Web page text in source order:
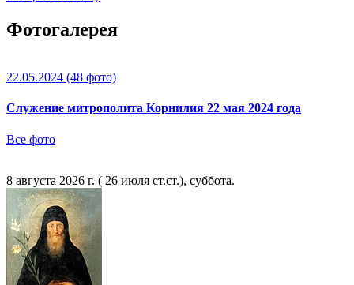
Фотогалерея
22.05.2024 (48 фото)
Служение митрополита Корнилия 22 мая 2024 года
Все фото
8 августа 2026 г. ( 26 июля ст.ст.), суббота.